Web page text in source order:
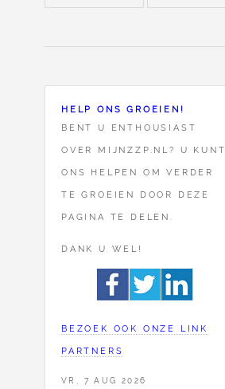
HELP ONS GROEIEN!
BENT U ENTHOUSIAST
OVER MIJNZZP.NL? U KUNT
ONS HELPEN OM VERDER
TE GROEIEN DOOR DEZE
PAGINA TE DELEN.
DANK U WEL!
BEZOEK OOK ONZE LINK
PARTNERS
VR, 7 AUG 2026